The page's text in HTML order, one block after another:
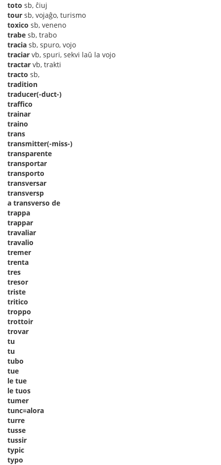
toto sb, ĉiuj
tour sb, vojaĝo, turismo
toxico sb, veneno
trabe sb, trabo
tracia sb, spuro, vojo
traciar vb, spuri, sekvi laŭ la vojo
tractar vb, trakti
tracto sb,
tradition
traducer(-duct-)
traffico
trainar
traino
trans
transmitter(-miss-)
transparente
transportar
transporto
transversar
transversp
a transverso de
trappa
trappar
travaliar
travalio
tremer
trenta
tres
tresor
triste
tritico
troppo
trottoir
trovar
tu
tu
tubo
tue
le tue
le tuos
tumer
tunc=alora
turre
tusse
tussir
typic
typo